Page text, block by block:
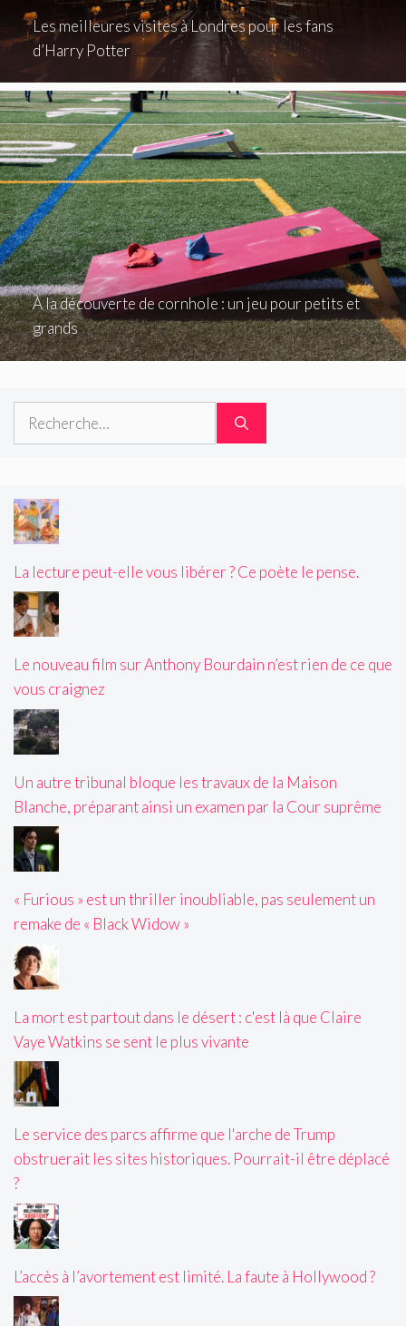
Les meilleures visites à Londres pour les fans
d’Harry Potter
À la découverte de cornhole : un jeu pour petits et
grands
Rechercher :
La lecture peut-elle vous libérer ? Ce poète le pense.
Le nouveau film sur Anthony Bourdain n’est rien de ce que
vous craignez
Un autre tribunal bloque les travaux de la Maison
Blanche, préparant ainsi un examen par la Cour suprême
« Furious » est un thriller inoubliable, pas seulement un
remake de « Black Widow »
La mort est partout dans le désert : c'est là que Claire
Vaye Watkins se sent le plus vivante
Le service des parcs affirme que l'arche de Trump
obstruerait les sites historiques. Pourrait-il être déplacé
?
L’accès à l’avortement est limité. La faute à Hollywood ?